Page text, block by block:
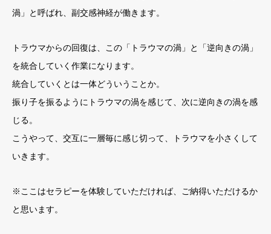
渦」と呼ばれ、副交感神経が働きます。
トラウマからの回復は、この「トラウマの渦」と「逆向きの渦」
を統合していく作業になります。
統合していくとは一体どういうことか。
振り子を振るようにトラウマの渦を感じて、次に逆向きの渦を感
じる。
こうやって、交互に一層毎に感じ切って、トラウマを小さくして
いきます。
※ここはセラピーを体験していただければ、ご納得いただけるか
と思います。